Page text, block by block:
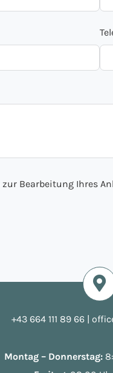
Bearbeitung Ihres
+43 664 111 89 66|
Montag – Donnerstag: